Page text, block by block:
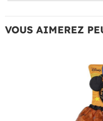
VOUS AIMEREZ